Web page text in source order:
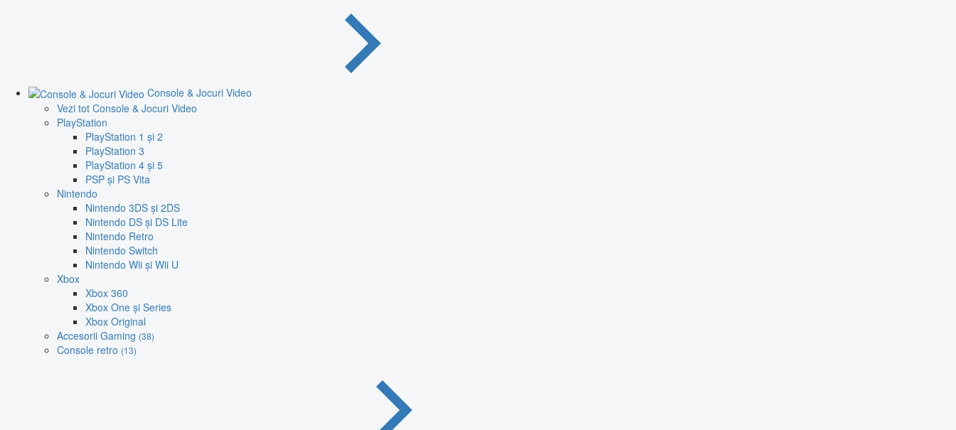
Console & Jocuri Video
Vezi tot Console & Jocuri Video
PlayStation
PlayStation 1 și 2
PlayStation 3
PlayStation 4 și 5
PSP și PS Vita
Nintendo
Nintendo 3DS și 2DS
Nintendo DS și DS Lite
Nintendo Retro
Nintendo Switch
Nintendo Wii și Wii U
Xbox
Xbox 360
Xbox One și Series
Xbox Original
Accesorii Gaming (38)
Console retro (13)